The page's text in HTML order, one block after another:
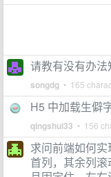
请教有没有办法
songdg • 165
H5 中加载生僻
qingshui33 • 156
求问前端如何
首列，其余列